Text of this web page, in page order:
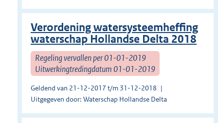
Verordening watersysteemheffing
waterschap Hollandse Delta 2018
Regeling vervallen per 01-01-2019
Uitwerkingtredingdatum 01-01-2019
Geldend van 21-12-2017 t/m 31-12-2018
Uitgegeven door: Waterschap Hollandse Delta